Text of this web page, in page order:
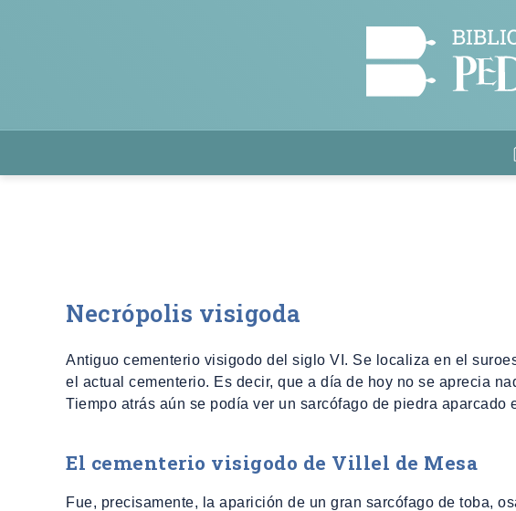
Necrópolis visigoda
Antiguo cementerio visigodo del siglo VI . Se localiza en el
el actual cementerio. Es decir, que a día de hoy no se aprecia
Tiempo atrás aún se podía ver un sarcófago de piedra aparcado
El cementerio visigodo de Villel de Mesa
Fue, precisamente, la aparición de un gran sarcófago de toba,